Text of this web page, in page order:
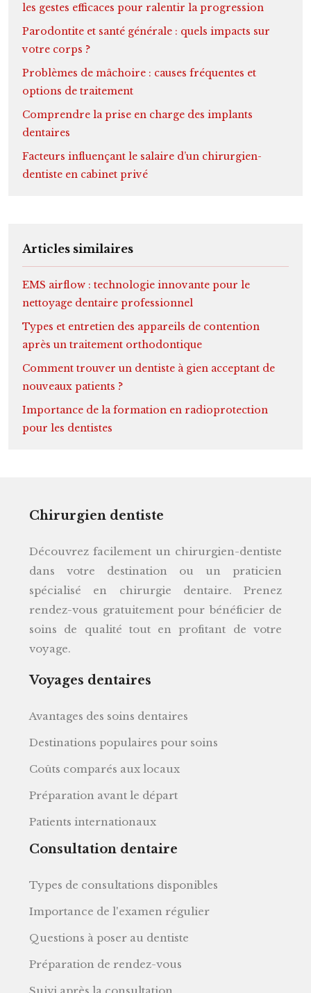
les gestes efficaces pour ralentir la progression
Parodontite et santé générale : quels impacts sur
votre corps ?
Problèmes de mâchoire : causes fréquentes et
options de traitement
Comprendre la prise en charge des implants
dentaires
Facteurs influençant le salaire d’un chirurgien-
dentiste en cabinet privé
Articles similaires
EMS airflow : technologie innovante pour le
nettoyage dentaire professionnel
Types et entretien des appareils de contention
après un traitement orthodontique
Comment trouver un dentiste à gien acceptant de
nouveaux patients ?
Importance de la formation en radioprotection
pour les dentistes
Chirurgien dentiste
Découvrez facilement un chirurgien-dentiste
dans votre destination ou un praticien
spécialisé en chirurgie dentaire. Prenez
rendez-vous gratuitement pour bénéficier de
soins de qualité tout en profitant de votre
voyage.
Voyages dentaires
Avantages des soins dentaires
Destinations populaires pour soins
Coûts comparés aux locaux
Préparation avant le départ
Patients internationaux
Consultation dentaire
Types de consultations disponibles
Importance de l'examen régulier
Questions à poser au dentiste
Préparation de rendez-vous